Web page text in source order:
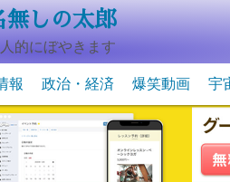
無しの太郎
的にぼやきます
報 政治・経済 爆笑動画
動物系の爆笑
宇
未
宇